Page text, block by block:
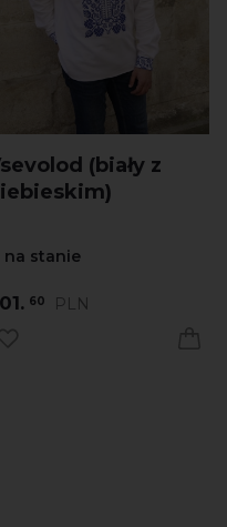
(biały z
na stanie
60 PLN